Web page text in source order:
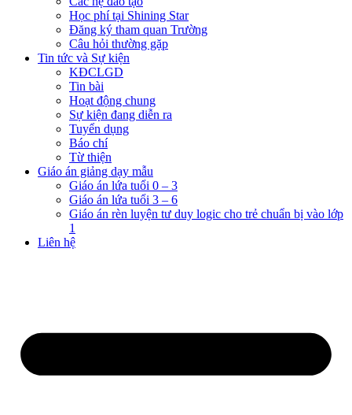
Học phí tại Shining Star
Đăng ký tham quan Trường
Câu hỏi thường gặp
Tin tức và Sự kiện
KĐCLGD
Tin bài
Hoạt động chung
Sự kiện đang diễn ra
Tuyển dụng
Báo chí
Từ thiện
Giáo án giảng dạy mẫu
Giáo án lứa tuổi 0 – 3
Giáo án lứa tuổi 3 – 6
Giáo án rèn luyện tư duy logic cho trẻ chuẩn bị vào lớp
1
Liên hệ